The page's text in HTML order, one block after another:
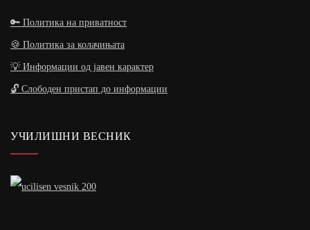
🔑 Политика на приватност
🍪 Политика за колачињата
💡 Информации од јавен карактер
🔓 Слободен пристап до информации
УЧИЛИШНИ ВЕСНИК